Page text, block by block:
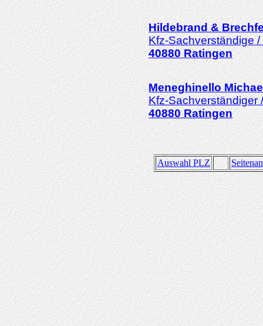
Hildebrand &
Kfz-Sachverständige /
40880 Ratingen
Meneghinello
Kfz-Sachverständiger
40880 Ratingen
Auswahl PLZ